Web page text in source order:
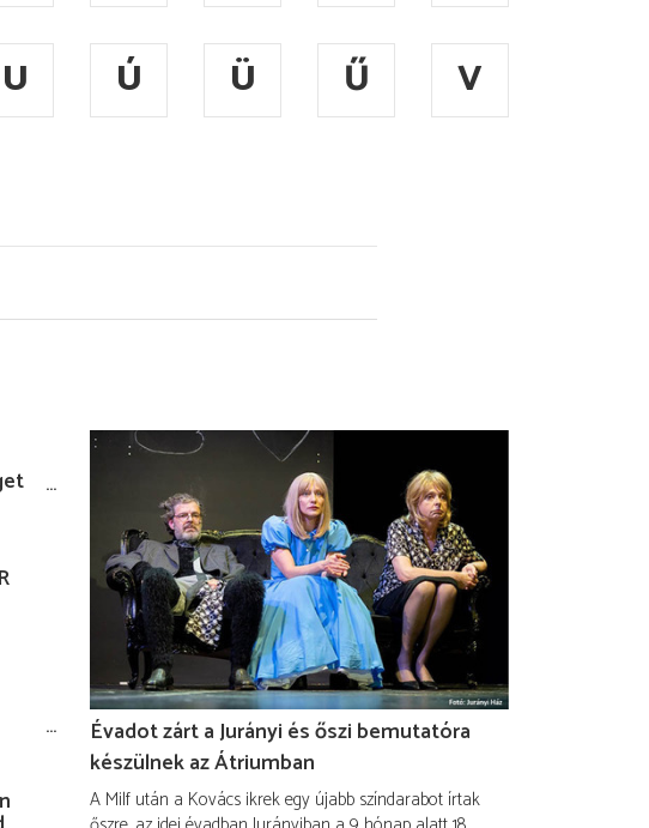
U Ú Ü Ű
V
Évadot zárt a Jurányi és őszi bemutatóra
készülnek az Átriumban
A Milf után a Kovács ikrek egy újabb színdarabot írtak